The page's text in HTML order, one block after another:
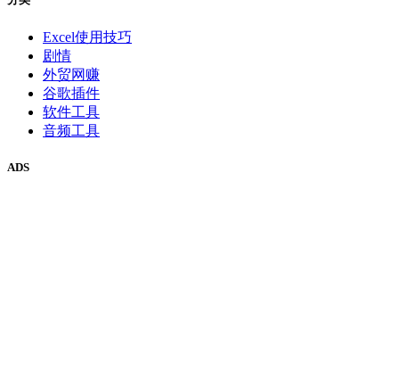
Excel使用技巧
剧情
外贸网赚
谷歌插件
软件工具
音频工具
ADS